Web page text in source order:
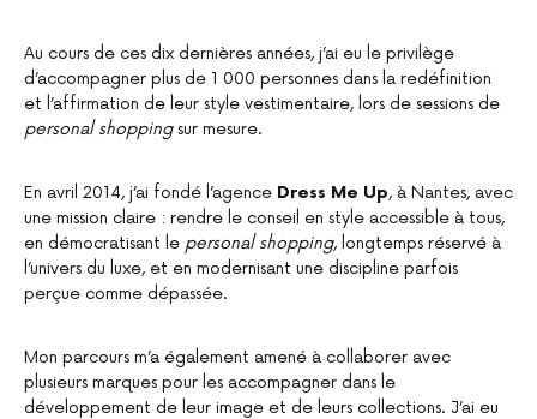
Au cours de ces dix dernières années, j’ai eu le privilège
d’accompagner plus de 1 000 personnes dans la redéfinition
et l’affirmation de leur style vestimentaire, lors de sessions de
personal shoppingsur mesure.
En avril 2014, j’ai fondé l’agence Dress Me Up, à Nantes, avec
une mission claire : rendre le conseil en style accessible à tous,
en démocratisant le personal shopping, longtemps réservé à
l’univers du luxe, et en modernisant une discipline parfois
perçue comme dépassée.
Mon parcours m’a également amené à collaborer avec
plusieurs marques pour les accompagner dans le
développement de leur image et de leurs collections. J’ai eu